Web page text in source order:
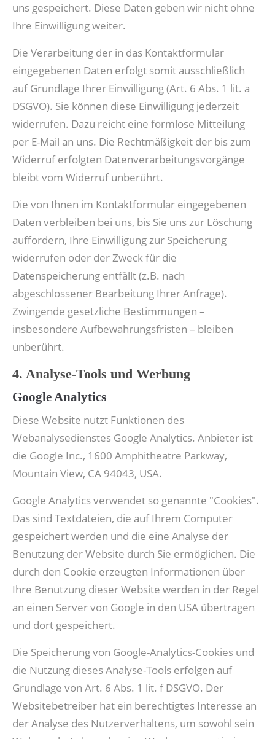
uns gespeichert. Diese Daten geben wir nicht ohne
Ihre Einwilligung weiter.
Die Verarbeitung der in das Kontaktformular
eingegebenen Daten erfolgt somit ausschließlich
auf Grundlage Ihrer Einwilligung (Art. 6 Abs. 1 lit. a
DSGVO). Sie können diese Einwilligung jederzeit
widerrufen. Dazu reicht eine formlose Mitteilung
per E-Mail an uns. Die Rechtmäßigkeit der bis zum
Widerruf erfolgten Datenverarbeitungsvorgänge
bleibt vom Widerruf unberührt.
Die von Ihnen im Kontaktformular eingegebenen
Daten verbleiben bei uns, bis Sie uns zur Löschung
auffordern, Ihre Einwilligung zur Speicherung
widerrufen oder der Zweck für die
Datenspeicherung entfällt (z.B. nach
abgeschlossener Bearbeitung Ihrer Anfrage).
Zwingende gesetzliche Bestimmungen –
insbesondere Aufbewahrungsfristen – bleiben
unberührt.
4. Analyse-Tools und Werbung
Google Analytics
Diese Website nutzt Funktionen des
Webanalysedienstes Google Analytics. Anbieter ist
die Google Inc., 1600 Amphitheatre Parkway,
Mountain View, CA 94043, USA.
Google Analytics verwendet so genannte "Cookies".
Das sind Textdateien, die auf Ihrem Computer
gespeichert werden und die eine Analyse der
Benutzung der Website durch Sie ermöglichen. Die
durch den Cookie erzeugten Informationen über
Ihre Benutzung dieser Website werden in der Regel
an einen Server von Google in den USA übertragen
und dort gespeichert.
Die Speicherung von Google-Analytics-Cookies und
die Nutzung dieses Analyse-Tools erfolgen auf
Grundlage von Art. 6 Abs. 1 lit. f DSGVO. Der
Websitebetreiber hat ein berechtigtes Interesse an
der Analyse des Nutzerverhaltens, um sowohl sein